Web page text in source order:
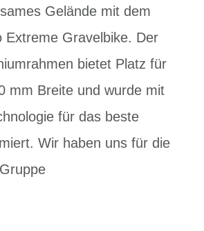
Gelände mit dem
Extreme Gravelbike. Der
bietet Platz für
mm Breite und wurde mit
für das beste
Wir haben uns für die